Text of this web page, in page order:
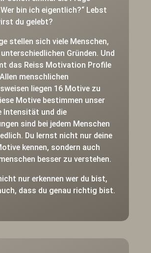
bin ich eigentlich?“ Lebst
du gelebt?
stellen sich viele Menschen,
Gründen. Und
das Reiss Motivation Profile
menschlichen
liegen 16 Motive zu
Motive bestimmen unser
Intensität und die
sind bei jedem Menschen
Du lernst nicht nur deine
kennen, sondern auch
besser zu verstehen.
nur erkennen wer du bist,
dass du genau richtig bist.